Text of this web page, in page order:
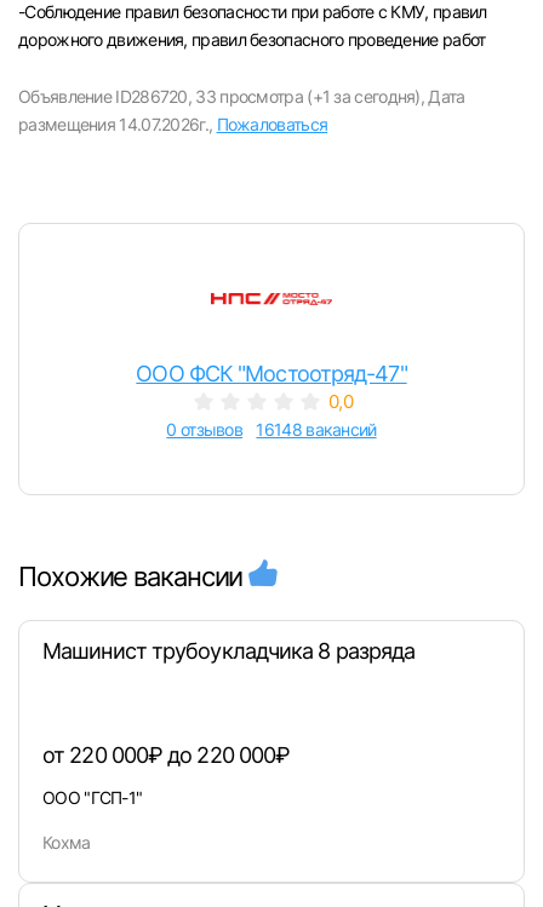
-Соблюдение правил безопасности при работе с КМУ, правил
дорожного движения, правил безопасного проведение работ
Объявление ID286720, 33 просмотра (+1 за сегодня), Дата
размещения 14.07.2026г., Пожаловаться
ООО ФСК "Мостоотряд-47"
0,0
0 отзывов 16148 вакансий
Похожие вакансии
Машинист трубоукладчика 8 разряда
от 220 000₽ до 220 000₽
ООО "ГСП-1"
Кохма